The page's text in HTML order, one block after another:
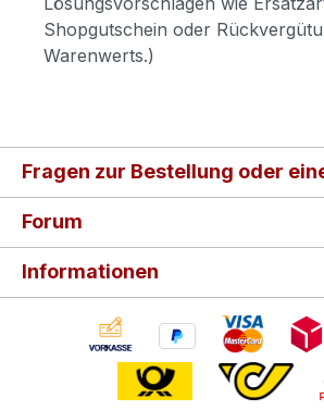
Shopgutschein oder
Warenwerts.)
Fragen zur Bestellung oder
Forum
Informationen